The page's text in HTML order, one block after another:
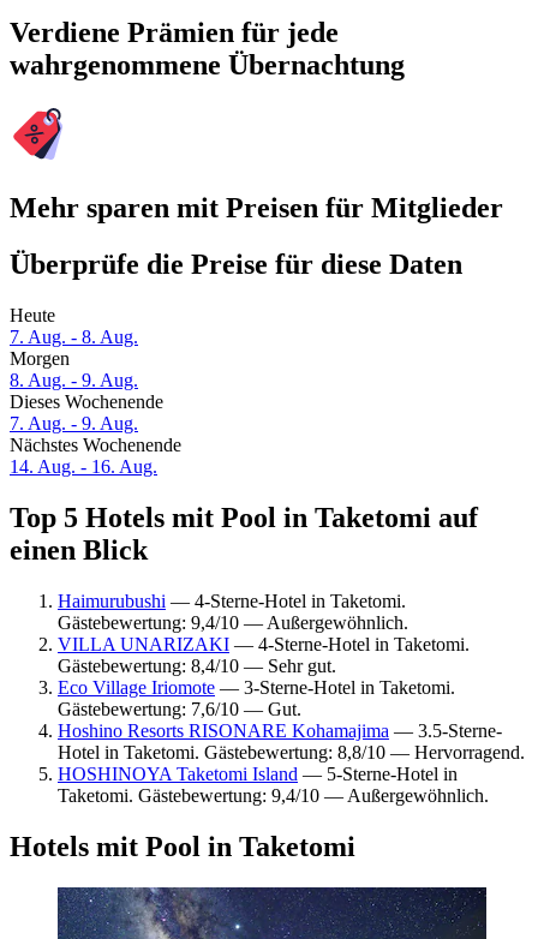
Verdiene Prämien für jede
wahrgenommene Übernachtung
Mehr sparen mit Preisen für Mitglieder
Überprüfe die Preise für diese Daten
Heute
7. Aug. - 8. Aug.
Morgen
8. Aug. - 9. Aug.
Dieses Wochenende
7. Aug. - 9. Aug.
Nächstes Wochenende
14. Aug. - 16. Aug.
Top 5 Hotels mit Pool in Taketomi auf
einen Blick
Haimurubushi — 4-Sterne-Hotel in Taketomi.
Gästebewertung: 9,4/10 — Außergewöhnlich.
VILLA UNARIZAKI — 4-Sterne-Hotel in Taketomi.
Gästebewertung: 8,4/10 — Sehr gut.
Eco Village Iriomote — 3-Sterne-Hotel in Taketomi.
Gästebewertung: 7,6/10 — Gut.
Hoshino Resorts RISONARE Kohamajima — 3.5-Sterne-
Hotel in Taketomi. Gästebewertung: 8,8/10 — Hervorragend.
HOSHINOYA Taketomi Island — 5-Sterne-Hotel in
Taketomi. Gästebewertung: 9,4/10 — Außergewöhnlich.
Hotels mit Pool in Taketomi